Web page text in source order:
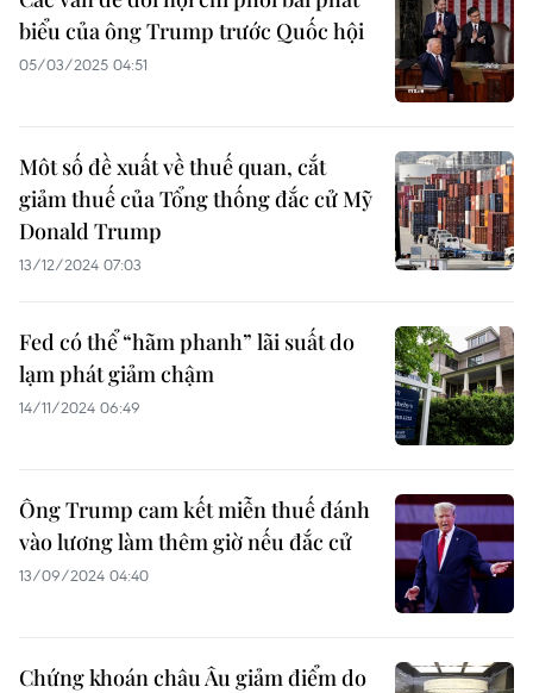
biểu của ông Trump trước Quốc hội
05/03/2025 04:51
Môt số đề xuất về thuế quan, cắt
giảm thuế của Tổng thống đắc cử Mỹ
Donald Trump
13/12/2024 07:03
Fed có thể “hãm phanh” lãi suất do
lạm phát giảm chậm
14/11/2024 06:49
Ông Trump cam kết miễn thuế đánh
vào lương làm thêm giờ nếu đắc cử
13/09/2024 04:40
Chứng khoán châu Âu giảm điểm do